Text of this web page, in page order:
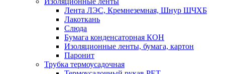
Лента ЛЭС, Кремнеземная, Шнур ШЧХБ
Лакоткань
Слюда
Бумага конденсаторная КОН
Изоляционные ленты, бумага, картон
Паронит
Трубка термоусадочная